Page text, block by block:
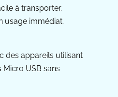
à transporter.
usage immédiat.
des appareils utilisant
USB sans